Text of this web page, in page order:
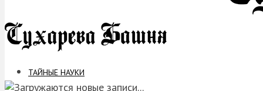
ТАЙНЫЕ НАУКИ